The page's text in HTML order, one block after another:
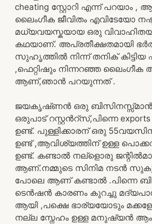
cheating സ്റ്റോറി എന്ന് പറയാം ,
ലൈംഗീക ജീവിതം എവിടേയോ
മധ്യവയസ്കയായ ഒരു
കഥയാണ്. അപ്രതീക്ഷതമായി
സുഹൃത്തിൽ നിന്ന് തനിക് കിട്ടിയ
,ഫെറ്റിഷും നിന്നറഞ്ഞ
ആണ്,ഞാൻ പറയുന്നത് .
ജയകൃഷ്‌ണൻ ഒരു
ഒരുപാട് റസ്റ്റൻറ്സ്,പിന്നെ
ഉണ്ട്. പുള്ളിക്കാരന് ഒരു
ഉണ്ട് ,ആവിശ്യത്തിന് ഉള്ള
ഉണ്ട്. കണ്ടാൽ നല്ളൊരു
ആണ്.നമ്മുടെ സിനിമ നടൻ
പോലെ ആണ് കണ്ടാൽ .പിന്നെ
ടെൻഷൻ കാരണം കുറച്ചു
ആയി ,പക്ഷെ ഭാര്യയോടും
നല്ല സ്നേഹം ഉള്ള മനുഷ്യൻ ആം